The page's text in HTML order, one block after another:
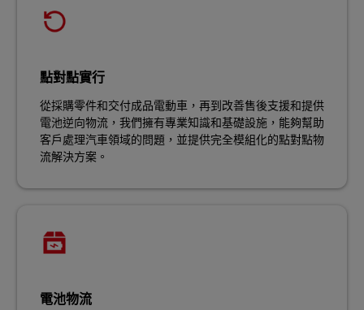
點對點實行
從採購零件和交付成品電動車，再到改善售後支援和提供
電池逆向物流，我們擁有專業知識和基礎設施，能夠幫助
客戶處理汽車領域的問題，並提供完全模組化的點對點物
流解決方案。
電池物流